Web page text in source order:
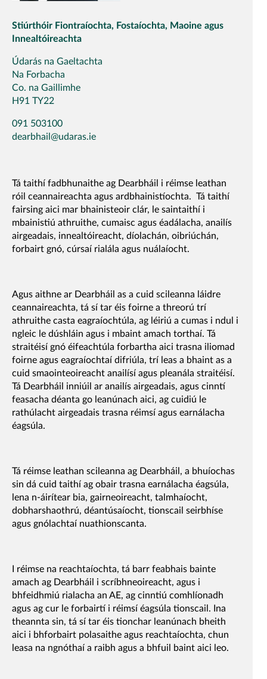
Stiúrthóir Fiontraíochta, Fostaíochta, Maoine agus
Innealtóireachta
Údarás na Gaeltachta
Na Forbacha
Co. na Gaillimhe
H91 TY22
091 503100
dearbhail@udaras.ie
Tá taithí fadbhunaithe ag Dearbháil i réimse leathan
róil ceannaireachta agus ardbhainistíochta. Tá taithí
fairsing aici mar bhainisteoir clár, le saintaithí i
mbainistiú athruithe, cumaisc agus éadálacha, anailís
airgeadais, innealtóireacht, díolachán, oibriúchán,
forbairt gnó, cúrsaí rialála agus nuálaíocht.
Agus aithne ar Dearbháil as a cuid scileanna láidre
ceannaireachta, tá sí tar éis foirne a threorú trí
athruithe casta eagraíochtúla, ag léiriú a cumas i ndul i
ngleic le dúshláin agus i mbaint amach torthaí. Tá
straitéisí gnó éifeachtúla forbartha aici trasna iliomad
foirne agus eagraíochtaí difriúla, trí leas a bhaint as a
cuid smaointeoireacht anailísí agus pleanála straitéisí.
Tá Dearbháil inniúil ar anailís airgeadais, agus cinntí
feasacha déanta go leanúnach aici, ag cuidiú le
rathúlacht airgeadais trasna réimsí agus earnálacha
éagsúla.
Tá réimse leathan scileanna ag Dearbháil, a bhuíochas
sin dá cuid taithí ag obair trasna earnálacha éagsúla,
lena n-áirítear bia, gairneoireacht, talmhaíocht,
dobharshaothrú, déantúsaíocht, tionscail seirbhíse
agus gnólachtaí nuathionscanta.
I réimse na reachtaíochta, tá barr feabhais bainte
amach ag Dearbháil i scríbhneoireacht, agus i
bhfeidhmiú rialacha an AE, ag cinntiú comhlíonadh
agus ag cur le forbairtí i réimsí éagsúla tionscail. Ina
theannta sin, tá sí tar éis tionchar leanúnach bheith
aici i bhforbairt polasaithe agus reachtaíochta, chun
leasa na ngnóthaí a raibh agus a bhfuil baint aici leo.